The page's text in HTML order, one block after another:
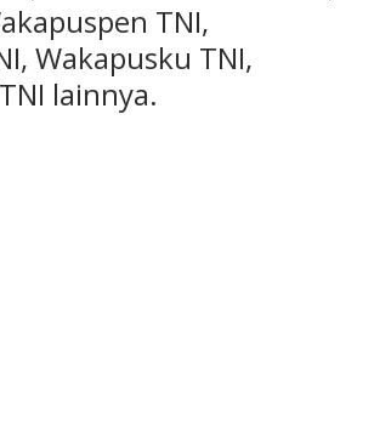
TNI,
Wakapusku TNI,
lainnya.